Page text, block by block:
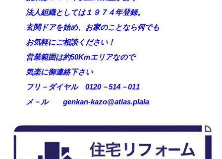
法人組織としては１９７４年登録。
玄関ドアを始め、お家のことなら何でも
お気軽にご相談ください！
営業範囲は約50Kmエリアなので
気楽に御連絡下さい
フリ－ダイヤル 0120－514－011
メ－ル genkan‐kazo@atlas.plala